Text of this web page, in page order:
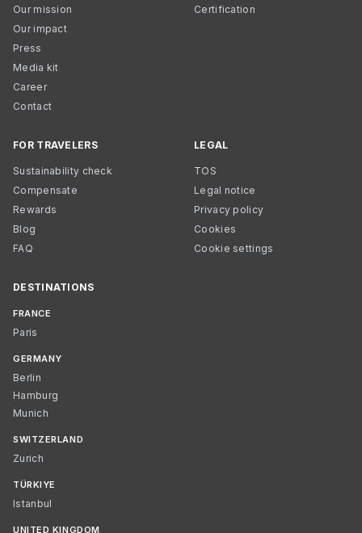
Our mission
Our impact
Press
Media kit
Career
Contact
Certification
FOR TRAVELERS
Sustainability check
Compensate
Rewards
Blog
FAQ
LEGAL
TOS
Legal notice
Privacy policy
Cookies
Cookie settings
DESTINATIONS
FRANCE
Paris
GERMANY
Berlin
Hamburg
Munich
SWITZERLAND
Zurich
TÜRKIYE
Istanbul
UNITED KINGDOM